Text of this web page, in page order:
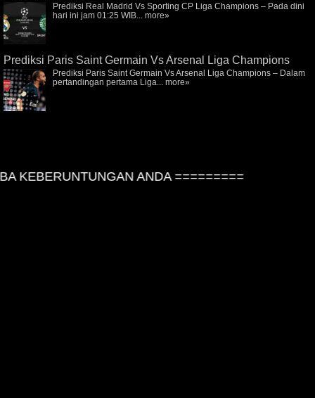
Prediksi Real Madrid Vs Sporting CP Liga Champions – Pada dini
hari ini jam 01:25 WIB... more»
Prediksi Paris Saint Germain Vs Arsenal Liga Champions
Prediksi Paris Saint Germain Vs Arsenal Liga Champions – Dalam
pertandingan pertama Liga... more»
KEBERUNTUNGAN ANDA =========